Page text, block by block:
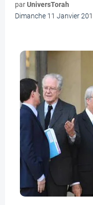
parUniversTorah
Dimanche 11 Janvier